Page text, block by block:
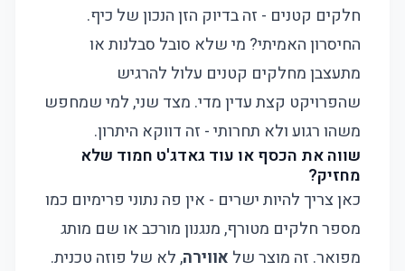
חלקים קטנים - זה בדיוק הזן הנכון של כיף.
החיסרון האמיתי? מי שלא סובל סבלנות או
מתעצבן מחלקים קטנים עלול להרגיש
שהפרויקט קצת עדין מדי. מצד שני, למי שמחפש
משהו רגוע ולא תחרותי - זה דווקא היתרון.
שווה את הכסף או עוד גאדג'ט חמוד שלא
מחזיק?
כאן צריך להיות ישרים - אין פה נתוני פרימיום כמו
מספר חלקים מטורף, מנגנון מורכב או שם מותג
מפואר. זה מוצר של אווירה, לא של פוזה טכנית.